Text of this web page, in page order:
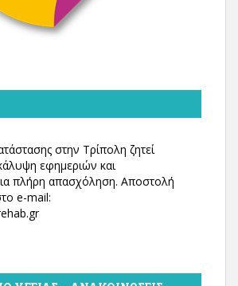
στην Τρίπολη ζητεί
εφημεριών και
πλήρη απασχόληση. Αποστολή
e-mail: